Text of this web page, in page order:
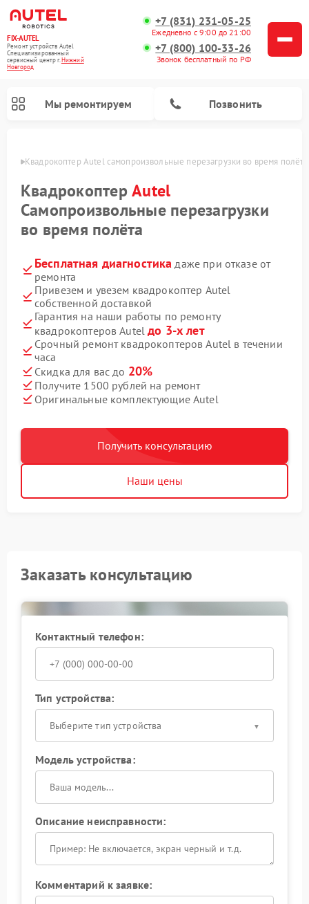
FIX-AUTEL
Ремонт устройств Autel
Специализированный
cервисный центр г.Нижний
Новгород
+7 (831) 231-05-25
Ежедневно с 9:00 до 21:00
+7 (800) 100-33-26
Звонок бесплатный по РФ
Мы ремонтируем Позвонить
Квадрокоптер Autel самопроизвольные перезагрузки во время полёта
КвадрокоптерAutel
Самопроизвольные перезагрузки
во время полёта
Бесплатная диагностика даже при отказе от
ремонта
Привезем и увезем квадрокоптер Autel
собственной доставкой
Гарантия на наши работы по ремонту
квадрокоптеров Autelдо 3-х лет
Срочный ремонт квадрокоптеров Autel в течении
часа
Скидка для вас до 20%
Получите 1500 рублей на ремонт
Оригинальные комплектующие Autel
Получить консультацию
Наши цены
Заказать консультацию
Контактный телефон:
Тип устройства:
Выберите тип устройства
Модель устройства:
Описание неисправности:
Комментарий к заявке: